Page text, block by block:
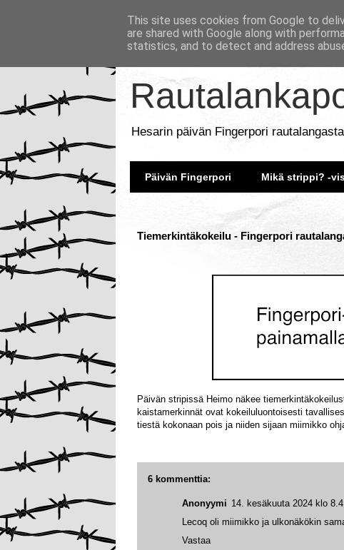
Hesarin päivän Fingerpori
Päivän Fingerpori Mikä strippi? -
Tiemerkintäkokeilu - Fingerpori
Päivän stripissä Heimo näkee
kaistamerkinnät ovat kokeiluluontoisesti
tiestä kokonaan pois ja niiden sijaan miimikko
6 kommenttia:
Anonyymi 14. kesäkuuta 2024 klo
Lecoq oli miimikko ja ulkonäkökin
Vastaa
This site uses cookies from Google to
are shared with Google along with
statistics, and to detect and address